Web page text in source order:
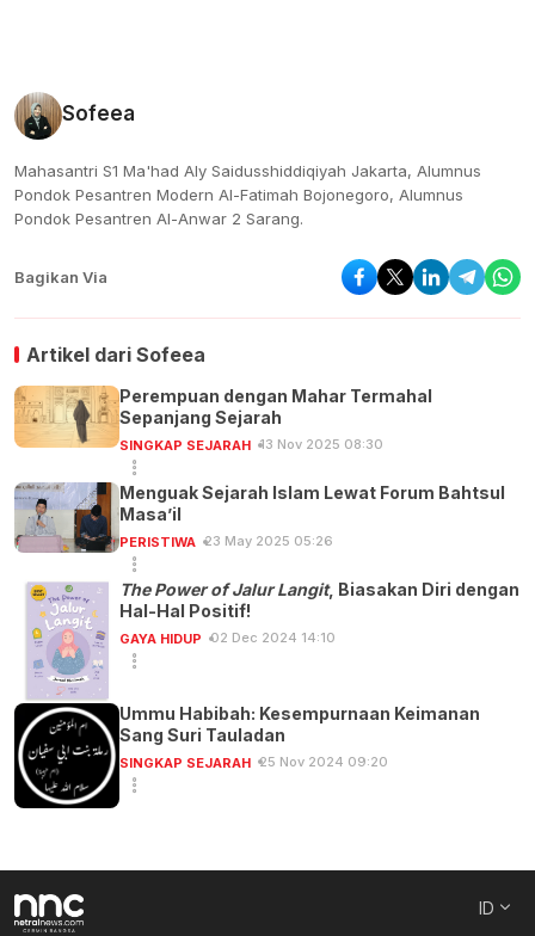
Sofeea
Mahasantri S1 Ma'had Aly Saidusshiddiqiyah Jakarta, Alumnus
Pondok Pesantren Modern Al-Fatimah Bojonegoro, Alumnus
Pondok Pesantren Al-Anwar 2 Sarang.
Bagikan Via
Artikel dari Sofeea
Perempuan dengan Mahar Termahal
Sepanjang Sejarah
SINGKAP SEJARAH 13 Nov 2025 08:30
Menguak Sejarah Islam Lewat Forum Bahtsul
Masa’il
PERISTIWA 23 May 2025 05:26
The Power of Jalur Langit, Biasakan Diri dengan
Hal-Hal Positif!
GAYA HIDUP 02 Dec 2024 14:10
Ummu Habibah: Kesempurnaan Keimanan
Sang Suri Tauladan
SINGKAP SEJARAH 25 Nov 2024 09:20
ID